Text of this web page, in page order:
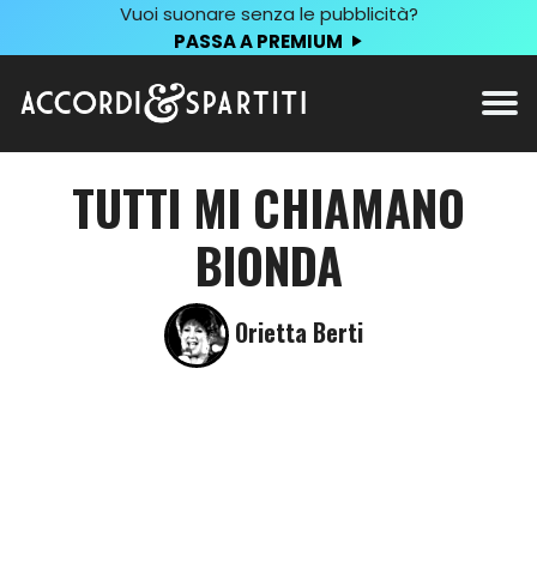
Vuoi suonare senza le pubblicità?
PASSA A PREMIUM
TUTTI MI CHIAMANO
BIONDA
Orietta Berti